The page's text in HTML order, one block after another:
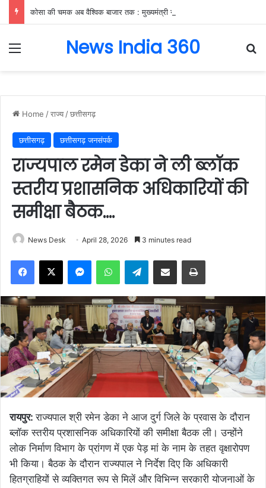
Menu News India 360
Home /राज्य /छत्तीसगढ़
छत्तीसगढ़ छत्तीसगढ़ जनसंपर्क
राज्यपाल रमेन डेका ने ली ब्लॉक
स्तरीय प्रशासनिक अधिकारियों की
समीक्षा बैठक….
News Desk April 28, 2026 3 minutes read
Facebook
X MessengerWhatsAppTelegramShare via Email Print
रायपुर:राज्यपाल श्री रमेन डेका ने आज दुर्ग जिले के प्रवास के दौरान
ब्लॉक स्तरीय प्रशासनिक अधिकारियों की समीक्षा बैठक ली। उन्होंने
लोक निर्माण विभाग के प्रांगण में एक पेड़ मां के नाम के तहत वृक्षारोपण
भी किया। बैठक के दौरान राज्यपाल ने निर्देश दिए कि अधिकारी
हितग्राहियों से व्यक्तिगत रूप से मिलें और विभिन्न सरकारी योजनाओं के